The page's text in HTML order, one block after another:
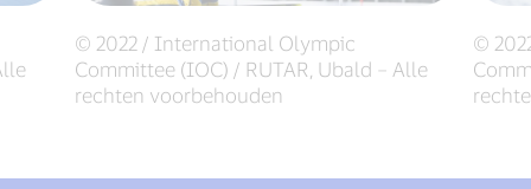
© 2022 / International Olympic
Committee (IOC) / RUTAR, Ubald – Alle
rechten voorbehouden
©